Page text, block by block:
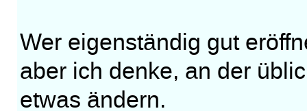
Wer eigenständig gut
aber ich denke, an der
etwas ändern.